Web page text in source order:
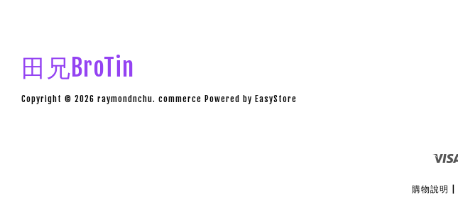
田兄BroTin
Copyright © 2026 raymondnchu. commerce Powered by EasyStore
購物說明